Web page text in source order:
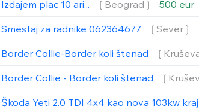
Izdajem plac 10 ari... ❲Beograd❳ 500 eur
Smestaj za radnike 062364677 ❲Sever❳
Border Collie-Border koli štenad
Border Collie - Border koli štenad
Škoda Yeti 2.0 TDI 4x4 kao nova 103kw